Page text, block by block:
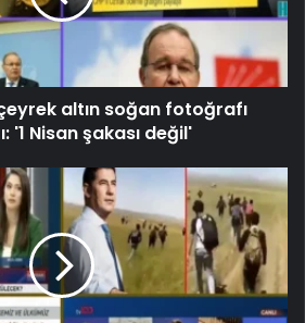
altın soğan fotoğrafı
'1 Nisan şakası değil'